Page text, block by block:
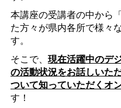
本講座の受講者の中から
た方々が県内各所で様々
す。
そこで、 現在活躍中のデ
の活動状況をお話しいた
ついて知っていただくオ
す！